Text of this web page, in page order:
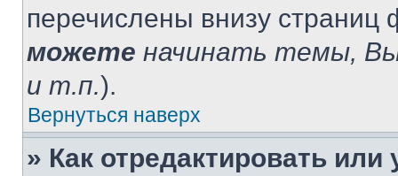
перечислены внизу
можете начинать темы,
и т.п.).
Вернуться наверх
» Как отредактировать